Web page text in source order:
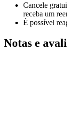
Cancele
receba um
É possível
Notas e